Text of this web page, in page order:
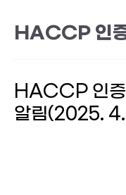
HACCP 인
HACCP 인증
알림(2025.